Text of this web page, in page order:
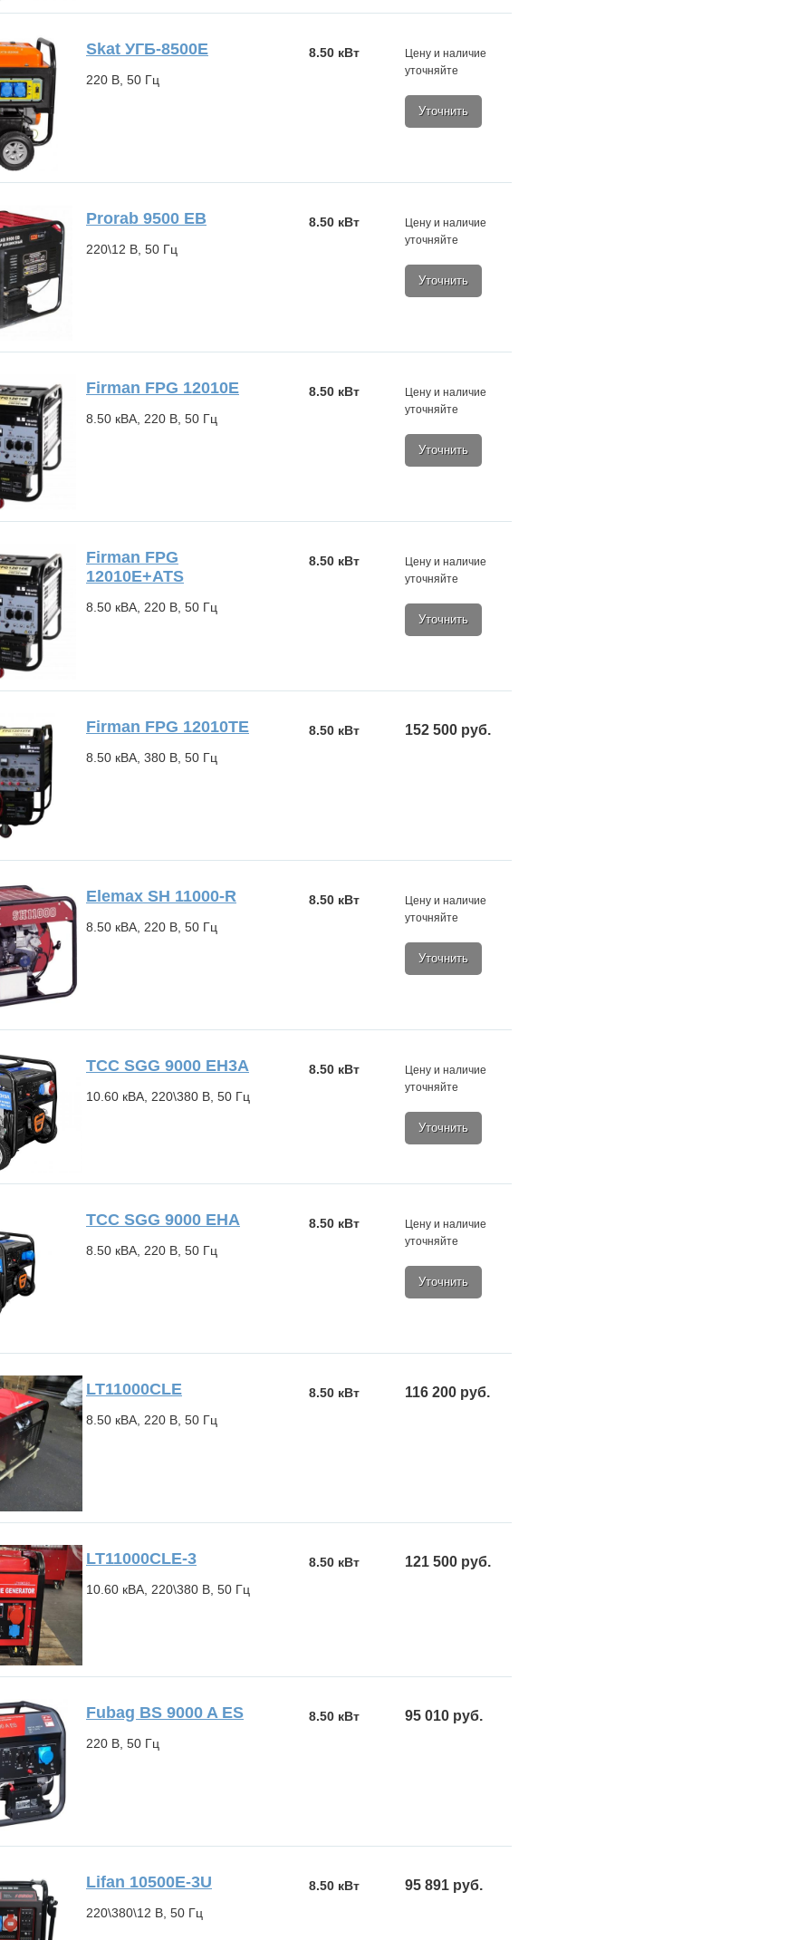
Skat УГБ-8500Е
220 В, 50 Гц
Цену и наличие
уточняйте
Уточнить
8.50 кВт
Prorab 9500 EB
220\12 В, 50 Гц
Цену и наличие
уточняйте
Уточнить
8.50 кВт
Firman FPG 12010E
8.50 кВА, 220 В, 50 Гц
Цену и наличие
уточняйте
Уточнить
8.50 кВт
Firman FPG
12010E+ATS
8.50 кВА, 220 В, 50 Гц
Цену и наличие
уточняйте
Уточнить
8.50 кВт
Firman FPG 12010TE
8.50 кВА, 380 В, 50 Гц
152 500 руб.
8.50 кВт
Elemax SH 11000-R
8.50 кВА, 220 В, 50 Гц
Цену и наличие
уточняйте
Уточнить
8.50 кВт
ТСС SGG 9000 EH3A
10.60 кВА, 220\380 В, 50 Гц
Цену и наличие
уточняйте
Уточнить
8.50 кВт
ТСС SGG 9000 EHA
8.50 кВА, 220 В, 50 Гц
Цену и наличие
уточняйте
Уточнить
8.50 кВт
LT11000CLE
8.50 кВА, 220 В, 50 Гц
116 200 руб.
8.50 кВт
LT11000CLE-3
10.60 кВА, 220\380 В, 50 Гц
121 500 руб.
8.50 кВт
Fubag BS 9000 A ES
220 В, 50 Гц
95 010 руб.
8.50 кВт
Lifan 10500E-3U
220\380\12 В, 50 Гц
95 891 руб.
8.50 кВт